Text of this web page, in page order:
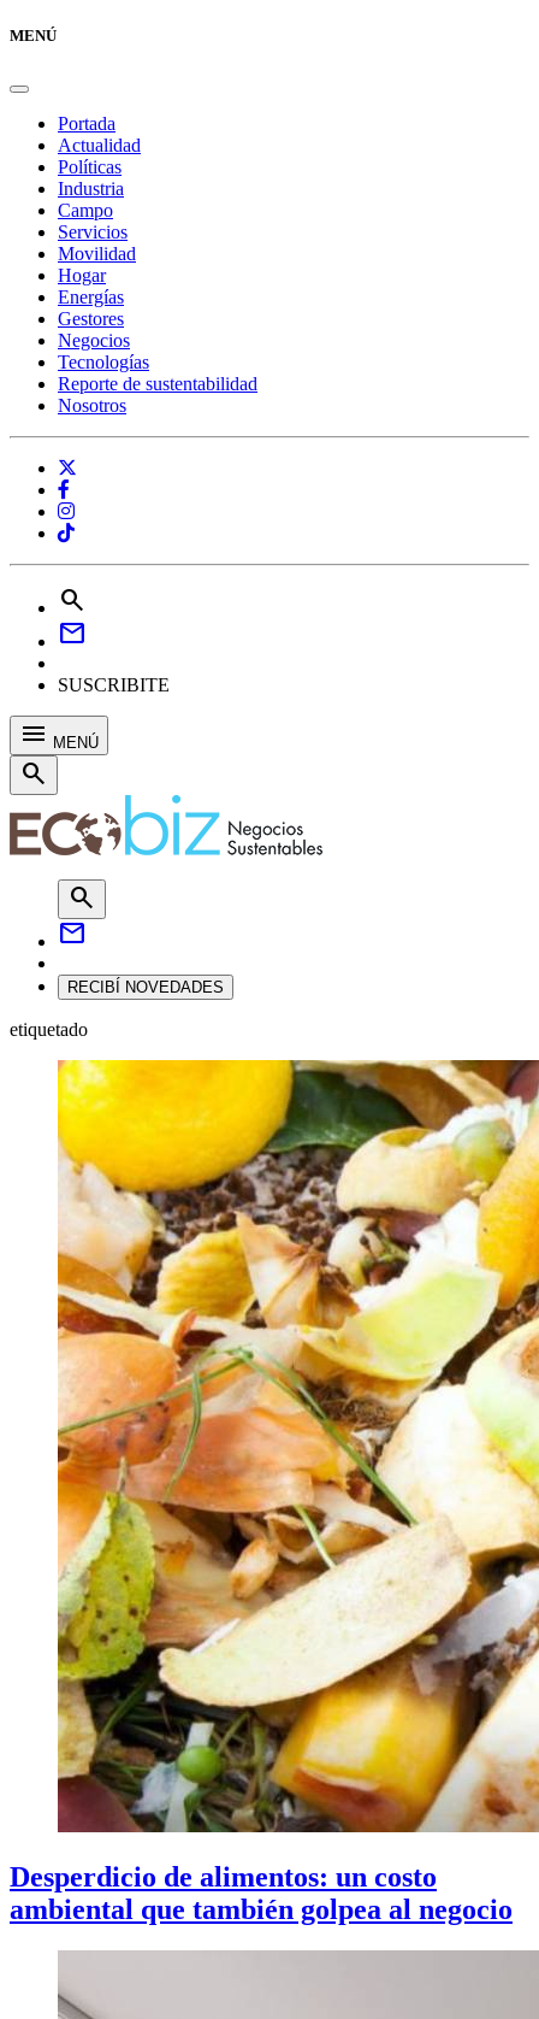
MENÚ
Portada
Actualidad
Políticas
Industria
Campo
Servicios
Movilidad
Hogar
Energías
Gestores
Negocios
Tecnologías
Reporte de sustentabilidad
Nosotros
search
mail
SUSCRIBITE
menu MENÚ
search
search
mail
RECIBÍ NOVEDADES
etiquetado
Desperdicio de alimentos: un costo
ambiental que también golpea al negocio